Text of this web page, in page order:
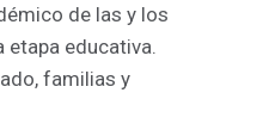
de las y los
educativa.
familias y